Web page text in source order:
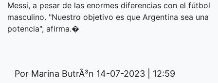
Messi, a pesar de las enormes diferencias con el fútbol
masculino. "Nuestro objetivo es que Argentina sea una
potencia", afirma.�
Por Marina ButrÃ³n 14-07-2023 | 12:59